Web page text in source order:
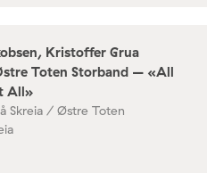
Kristoffer Grua
Toten Storband – «All
All»
Skreia / Østre Toten